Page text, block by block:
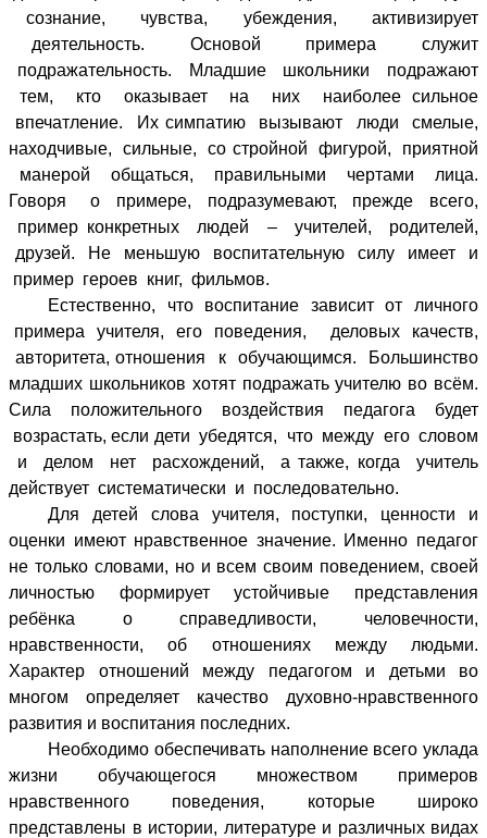
сознание, чувства, убеждения, активизирует
деятельность. Основой примера служит
подражательность. Младшие школьники подражают
тем, кто оказывает на них наиболее сильное
впечатление. Их симпатию вызывают люди смелые,
находчивые, сильные, со стройной фигурой, приятной
манерой общаться, правильными чертами лица.
Говоря о примере, подразумевают, прежде всего,
пример конкретных людей – учителей, родителей,
друзей. Не меньшую воспитательную силу имеет и
пример героев книг, фильмов.
Естественно, что воспитание зависит от личного
примера учителя, его поведения, деловых качеств,
авторитета, отношения к обучающимся. Большинство
младших школьников хотят подражать учителю во всём.
Сила положительного воздействия педагога будет
возрастать, если дети убедятся, что между его словом
и делом нет расхождений, а также, когда учитель
действует систематически и последовательно.
Для детей слова учителя, поступки, ценности и
оценки имеют нравственное значение. Именно педагог
не только словами, но и всем своим поведением, своей
личностью формирует устойчивые представления
ребёнка о справедливости, человечности,
нравственности, об отношениях между людьми.
Характер отношений между педагогом и детьми во
многом определяет качество духовно-нравственного
развития и воспитания последних.
Необходимо обеспечивать наполнение всего уклада
жизни обучающегося множеством примеров
нравственного поведения, которые широко
представлены в истории, литературе и различных видах